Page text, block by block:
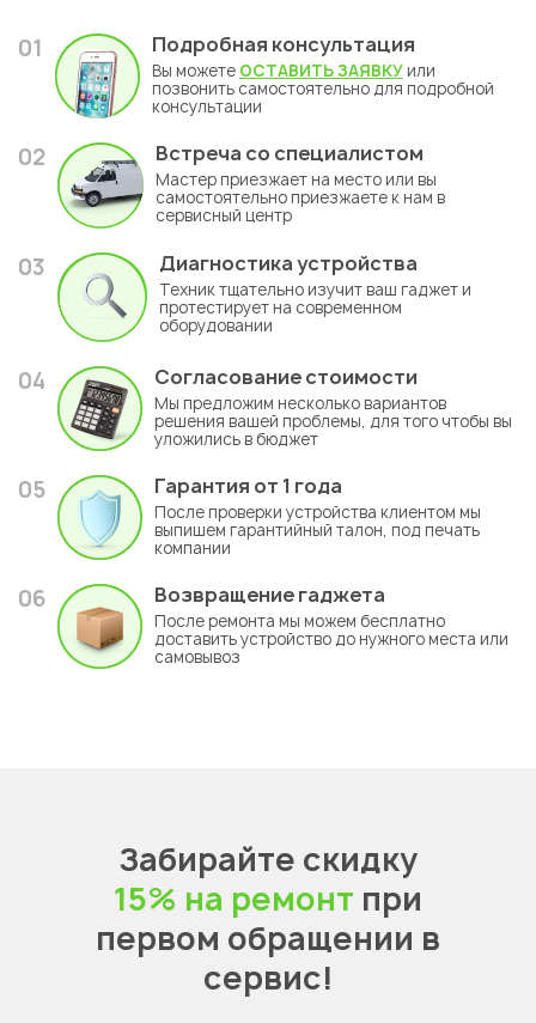
01 Подробная консультация
Вы можете ОСТАВИТЬ ЗАЯВКУ или
позвонить самостоятельно для подробной
консультации
02 Встреча со специалистом
Мастер приезжает на место или вы
самостоятельно приезжаете к нам в
сервисный центр
03 Диагностика устройства
Техник тщательно изучит ваш гаджет и
протестирует на современном
оборудовании
04 Согласование стоимости
Мы предложим несколько вариантов
решения вашей проблемы, для того чтобы вы
уложились в бюджет
05 Гарантия от 1 года
После проверки устройства клиентом мы
выпишем гарантийный талон, под печать
компании
06 Возвращение гаджета
После ремонта мы можем бесплатно
доставить устройство до нужного места или
самовывоз
Забирайте скидку
15% на ремонт при
первом обращении в
сервис!